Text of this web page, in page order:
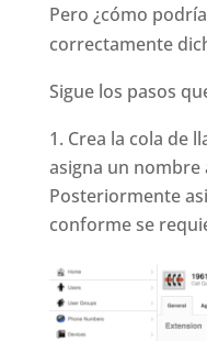
Pero ¿cómo
correctamente
Sigue los pasos
Crea la cola de
asigna un nombre
Posteriormente
conforme se